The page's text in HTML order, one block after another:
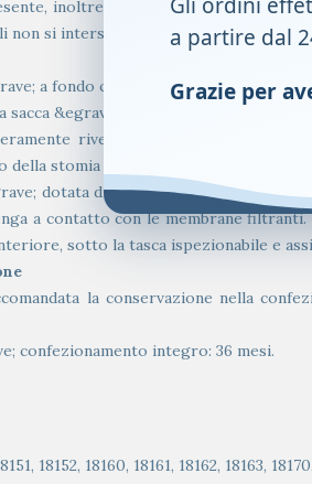
inoltre, una guida per il taglio
non si intersecano.
a fondo chiuso ed &egrave;
sacca &egrave; innovativo e discreto,
rivestita di tessuto
della stomia e degli effluenti.
dotata di sistema di filtraggio
a contatto con le membrane
sotto la tasca ispezionabile e
la conservazione nella
confezionamento integro: 36 mesi.
18152, 18160, 18161, 18162, 18163,
a partire dal
Grazie per